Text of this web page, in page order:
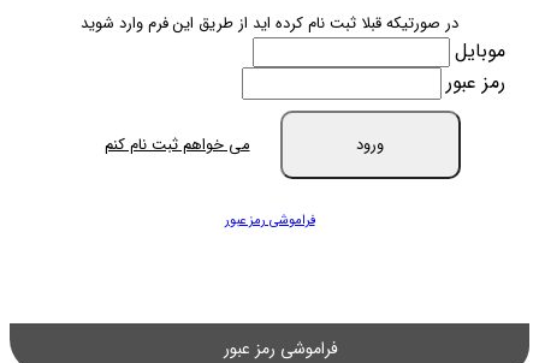
در صورتیکه قبلا ثبت نام کرده اید از طریق این فرم وارد شوید
موبایل
رمز عبور
ورود می خواهم ثبت نام کنم
فراموشی رمز عبور
فراموشی رمز عبور